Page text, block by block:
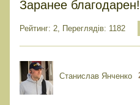
Заранее благодарен!
Рейтинг: 2, Переглядів: 1182
Станислав Янченко